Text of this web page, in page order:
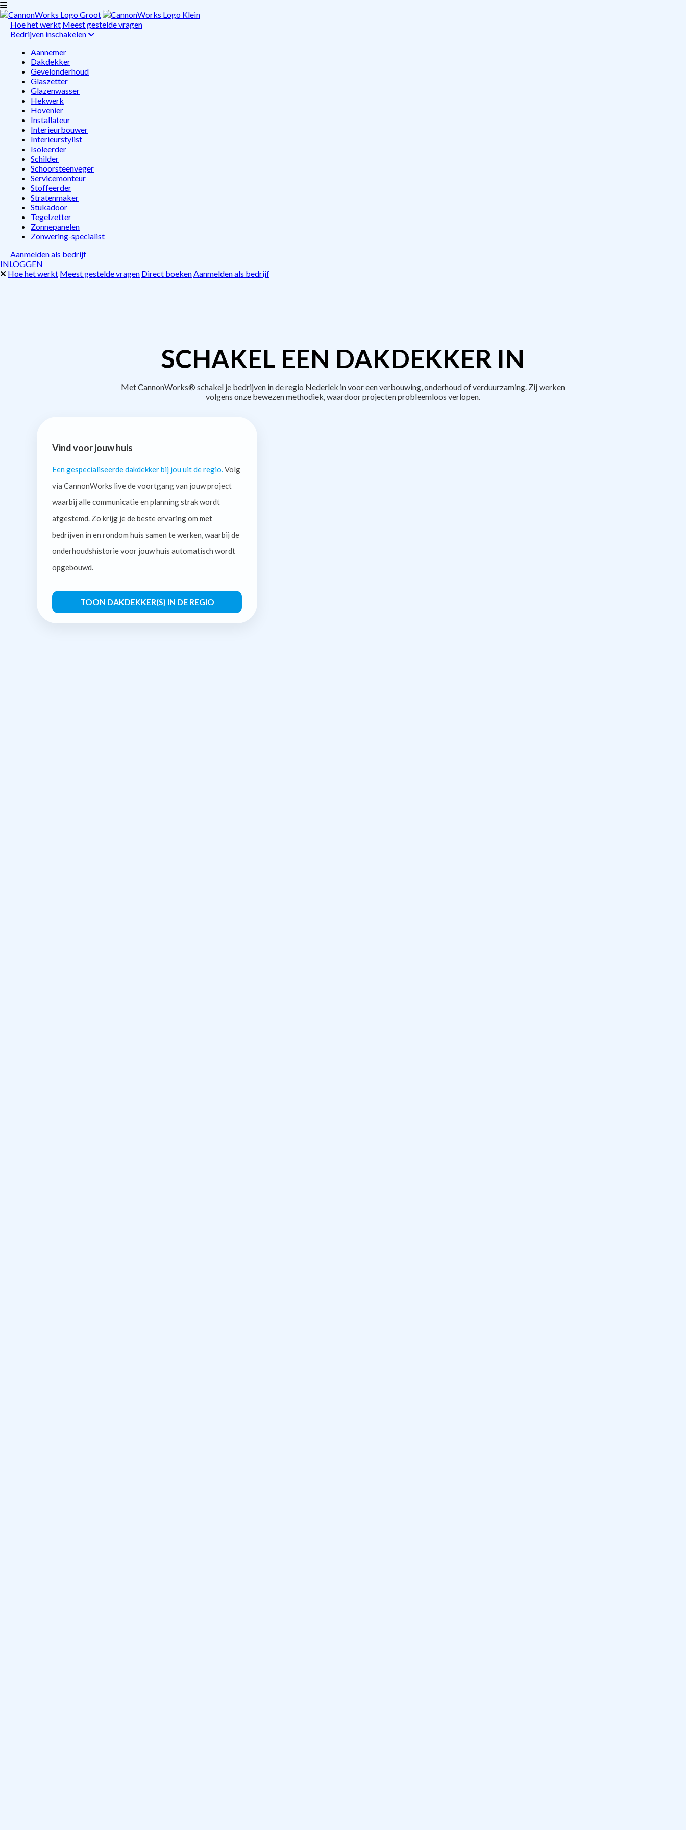
Hoe het werkt Meest gestelde vragen
Bedrijven inschakelen
Aannemer
Dakdekker
Gevelonderhoud
Glaszetter
Glazenwasser
Hekwerk
Hovenier
Installateur
Interieurbouwer
Interieurstylist
Isoleerder
Schilder
Schoorsteenveger
Servicemonteur
Stoffeerder
Stratenmaker
Stukadoor
Tegelzetter
Zonnepanelen
Zonwering-specialist
Aanmelden als bedrijf
INLOGGEN
Hoe het werkt Meest gestelde vragen Direct boekenAanmelden als bedrijf
SCHAKEL EEN DAKDEKKER IN
Met CannonWorks® schakel je bedrijven in de regio Nederlek in voor een verbouwing, onderhoud of verduurzaming. Zij werken
volgens onze bewezen methodiek, waardoor projecten probleemloos verlopen.
Vind voor jouw huis
Een gespecialiseerde dakdekker bij jou uit de regio. Volg
via CannonWorks live de voortgang van jouw project
waarbij alle communicatie en planning strak wordt
afgestemd. Zo krijg je de beste ervaring om met
bedrijven in en rondom huis samen te werken, waarbij de
onderhoudshistorie voor jouw huis automatisch wordt
opgebouwd.
TOON DAKDEKKER(S) IN DE REGIO